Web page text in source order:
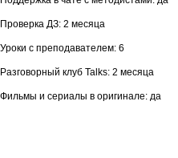
Проверка ДЗ: 2 месяца
Уроки с преподавателем: 6
Разговорный клуб Talks: 2 месяца
Фильмы и сериалы в оригинале: да